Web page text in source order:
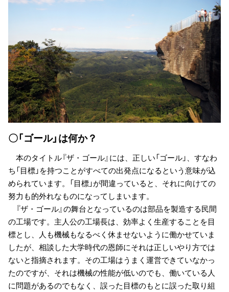
〇「ゴール」は何か？
本のタイトル『ザ・ゴール』には、正しい「ゴール」、すなわ
ち「目標」を持つことがすべての出発点になるという意味が込
められています。「目標」が間違っていると、それに向けての
努力も的外れなものになってしまいます。
『ザ・ゴール』の舞台となっているのは部品を製造する民間
の工場です。主人公の工場長は、効率よく生産することを目
標とし、人も機械もなるべく休ませないように働かせていま
したが、相談した大学時代の恩師にそれは正しいやり方では
ないと指摘されます。その工場はうまく運営できていなかっ
たのですが、それは機械の性能が低いのでも、働いている人
に問題があるのでもなく、誤った目標のもとに誤った取り組